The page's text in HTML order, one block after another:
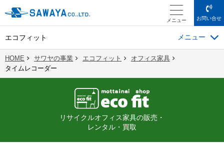
メニュー お問い合せ
エコフィット
HOME サワヤの事業 エコフィット
オフィス家具
タイムレコーダー
リサイクルオフィス家具の販売・
レンタル・買取